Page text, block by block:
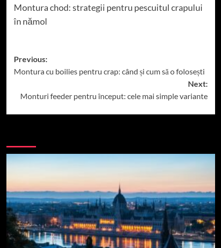
Montura chod: strategii pentru pescuitul crapului
în nămol
Post
navigation
Previous:
Montura cu boilies pentru crap: când și cum să o folosești
Next:
Monturi feeder pentru început: cele mai simple variante